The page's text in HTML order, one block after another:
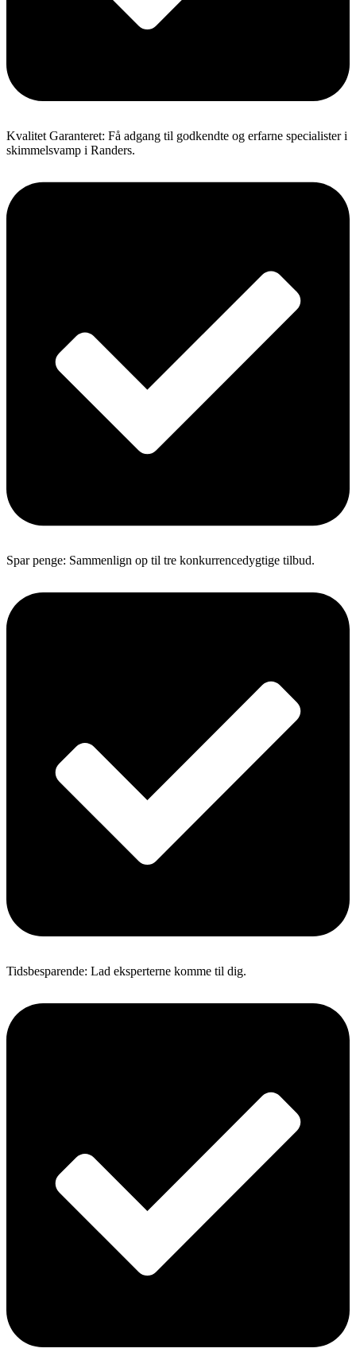
Kvalitet Garanteret: Få adgang til godkendte og erfarne specialister i
skimmelsvamp i Randers.
Spar penge: Sammenlign op til tre konkurrencedygtige tilbud.
Tidsbesparende: Lad eksperterne komme til dig.